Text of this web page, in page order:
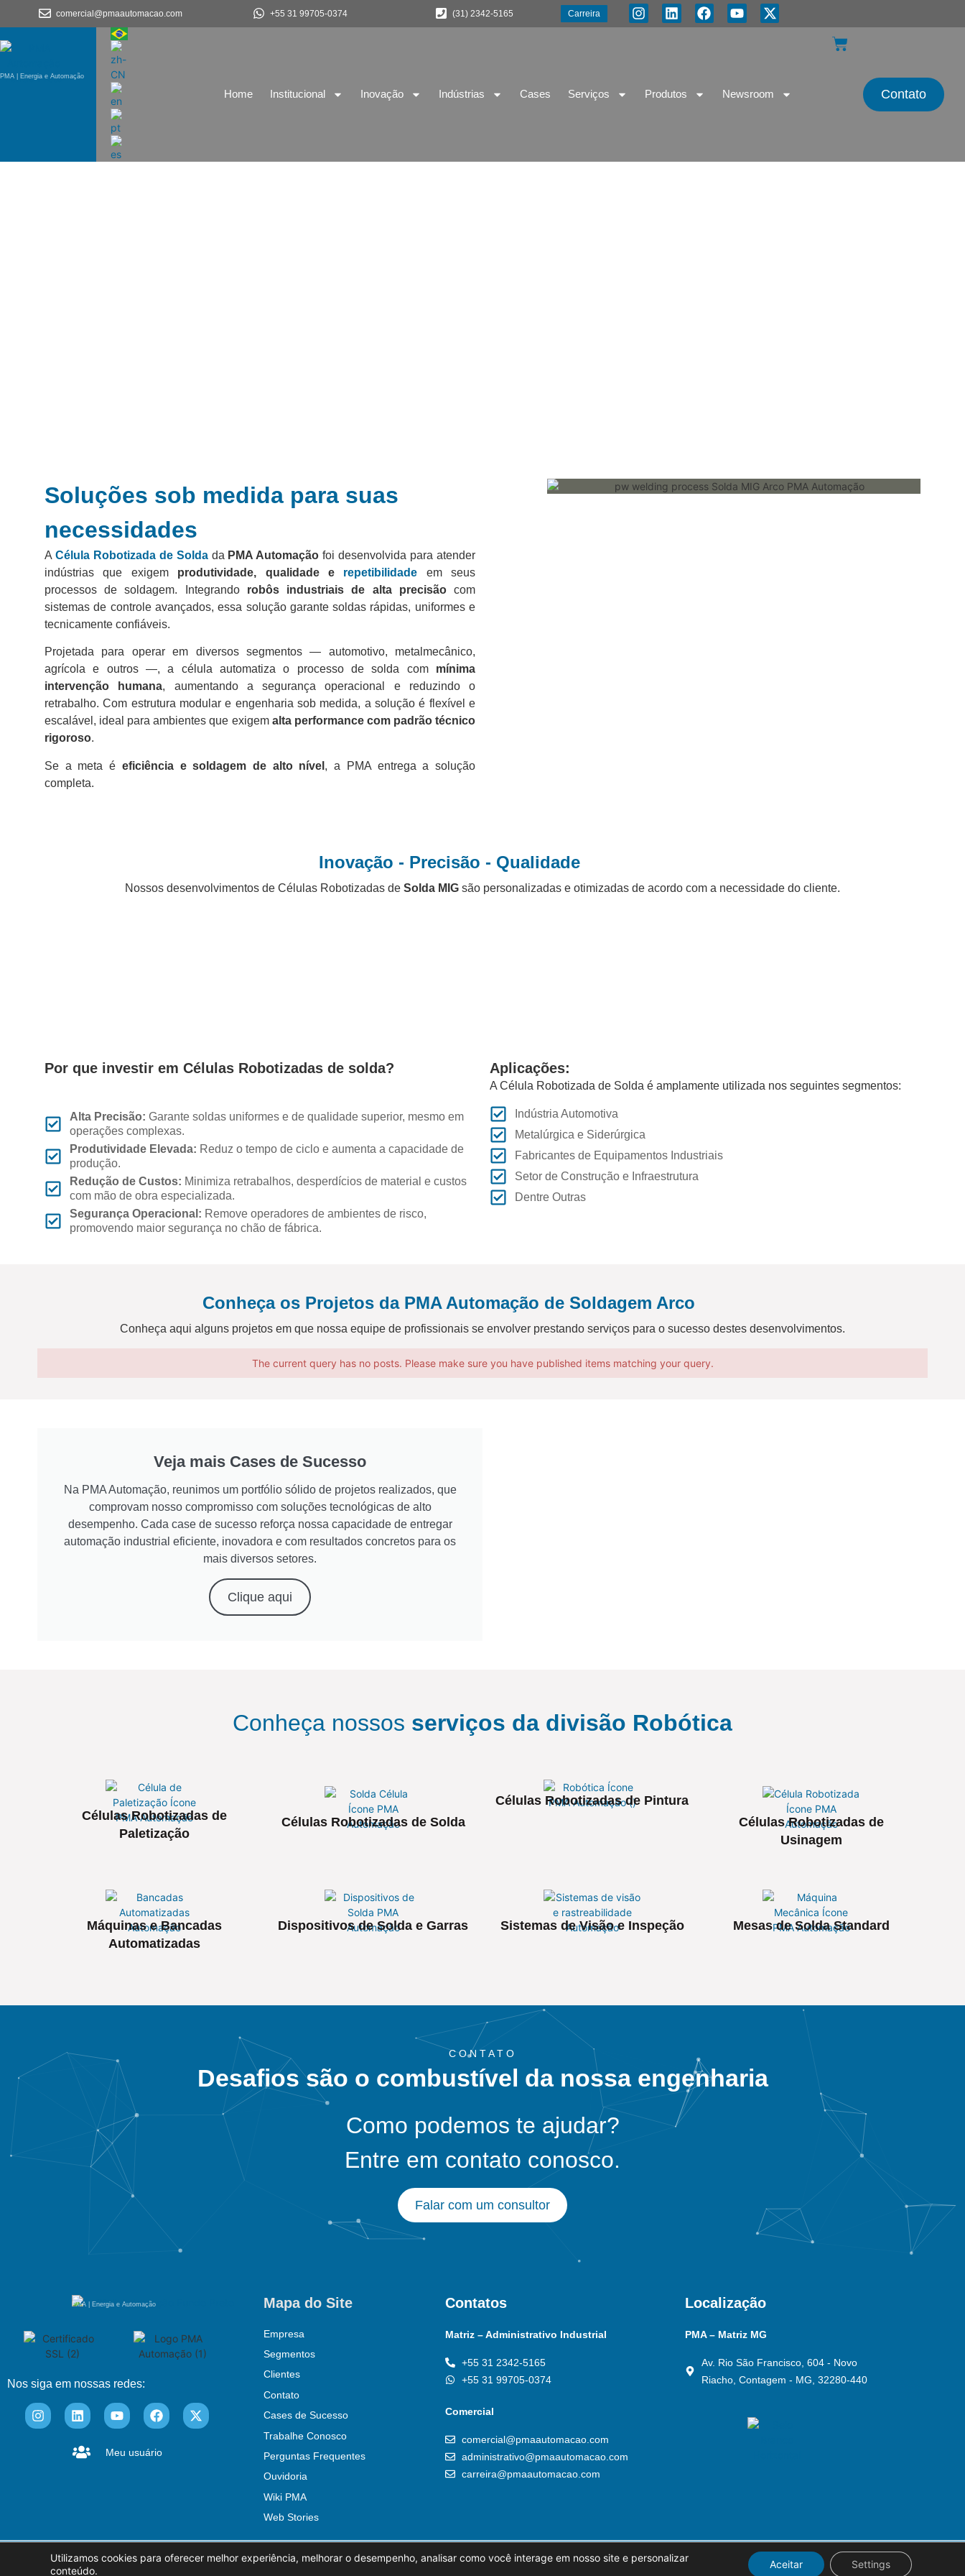
comercial@pmaautomacao.com +55 31 99705-0374 (31) 2342-5165 Carreira
PMA | Energia e Automação
Home Institucional Inovação Indústrias Cases Serviços Produtos Newsroom Contato
Soluções sob medida para suas
necessidades
A Célula Robotizada de Soldada PMA Automação foi desenvolvida para atender
indústrias que exigem produtividade, qualidade e repetibilidade em seus
processos de soldagem. Integrando robôs industriais de alta precisãocom
sistemas de controle avançados, essa solução garante soldas rápidas, uniformes e
tecnicamente confiáveis.
Projetada para operar em diversos segmentos — automotivo, metalmecânico,
agrícola e outros —, a célula automatiza o processo de solda com mínima
intervenção humana, aumentando a segurança operacional e reduzindo o
retrabalho. Com estrutura modular e engenharia sob medida, a solução é flexível e
escalável, ideal para ambientes que exigem alta performance com padrão técnico
rigoroso.
Se a meta é eficiência e soldagem de alto nível , a PMA entrega a solução
completa.
Inovação - Precisão - Qualidade
Nossos desenvolvimentos de Células Robotizadas de Solda MIG são personalizadas e otimizadas de acordo com a necessidade do cliente.
Por que investir em Células Robotizadas de solda?
Alta Precisão: Garante soldas uniformes e de qualidade superior, mesmo em
operações complexas.
Produtividade Elevada: Reduz o tempo de ciclo e aumenta a capacidade de
produção.
Redução de Custos: Minimiza retrabalhos, desperdícios de material e custos
com mão de obra especializada.
Segurança Operacional: Remove operadores de ambientes de risco,
promovendo maior segurança no chão de fábrica.
Aplicações:
A Célula Robotizada de Solda é amplamente utilizada nos seguintes segmentos:
Indústria Automotiva
Metalúrgica e Siderúrgica
Fabricantes de Equipamentos Industriais
Setor de Construção e Infraestrutura
Dentre Outras
Conheça os Projetos da PMA Automação de Soldagem Arco
Conheça aqui alguns projetos em que nossa equipe de profissionais se envolver prestando serviços para o sucesso destes desenvolvimentos.
The current query has no posts. Please make sure you have published items matching your query.
Veja mais Cases de Sucesso
Na PMA Automação, reunimos um portfólio sólido de projetos realizados, que
comprovam nosso compromisso com soluções tecnológicas de alto
desempenho. Cada case de sucesso reforça nossa capacidade de entregar
automação industrial eficiente, inovadora e com resultados concretos para os
mais diversos setores.
Clique aqui
Conheça nossos serviços da divisão Robótica
Células Robotizadas de
Paletização
Células Robotizadas de Solda
Células Robotizadas de Pintura
Células Robotizadas de
Usinagem
Máquinas e Bancadas
Automatizadas
Dispositivos de Solda e Garras Sistemas de Visão e Inspeção Mesas de Solda Standard
CONTATO
Desafios são o combustível da nossa engenharia
Como podemos te ajudar?
Entre em contato conosco.
Falar com um consultor
PMA | Energia e Automação
Nos siga em nossas redes:
Meu usuário
Mapa do Site
Empresa
Segmentos
Clientes
Contato
Cases de Sucesso
Trabalhe Conosco
Perguntas Frequentes
Ouvidoria
Wiki PMA
Web Stories
Contatos
Matriz – Administrativo Industrial
+55 31 2342-5165
+55 31 99705-0374
Comercial
comercial@pmaautomacao.com
administrativo@pmaautomacao.com
carreira@pmaautomacao.com
Localização
PMA – Matriz MG
Av. Rio São Francisco, 604 - Novo
Riacho, Contagem - MG, 32280-440
Política Ambiental Política de Privacidade
© PMA Automação
Utilizamos cookies para oferecer melhor experiência, melhorar o desempenho, analisar como você interage em nosso site e personalizar
conteúdo.
Aceitar Settings